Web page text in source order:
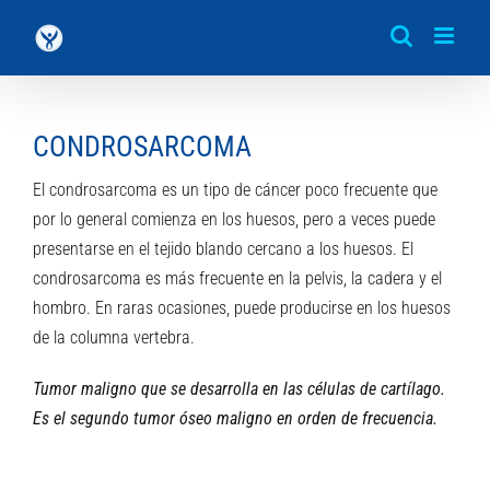
contenido
CONDROSARCOMA
El condrosarcoma es un tipo de cáncer poco frecuente que
por lo general comienza en los huesos, pero a veces puede
presentarse en el tejido blando cercano a los huesos. El
condrosarcoma es más frecuente en la pelvis, la cadera y el
hombro. En raras ocasiones, puede producirse en los huesos
de la columna vertebra.
Tumor maligno que se desarrolla en las células de cartílago.
Es el segundo tumor óseo maligno en orden de frecuencia.